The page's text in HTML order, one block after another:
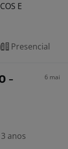
E
Presencial
-
6 mai
anos